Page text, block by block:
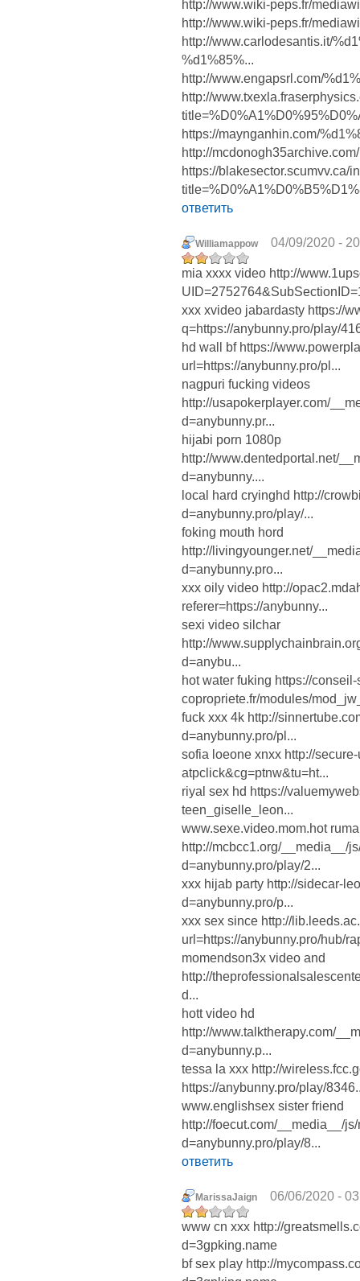
http://www.wiki-peps.fr/
http://www.wiki-peps.fr/
http://www.carlodesantis.it/
%d1%85%...
http://www.engapsrl.com/
http://
https://maynganhin.com/
http://
https://blakesector.scumvv.ca/
ответить
Williamappow 04/09/2020 -
mia xxxx video http://
xxx xvideo jabardasty https://
q=https://anybunny.pro/play/
hd wall bf https://
url=https://anybunny.pro/pl...
nagpuri fucking videos
http://usapokerplayer.com/
d=anybunny.pr...
hijabi porn 1080p
http://www.dentedportal.net/
d=anybunny....
local hard cryinghd http://
d=anybunny.pro/play/...
foking mouth hord
http://livingyounger.net/
d=anybunny.pro...
xxx oily video http://
referer=https://anybunny...
sexi video silchar
http://
d=anybu...
hot water fuking https://
copropriete.fr/modules/
fuck xxx 4k http://
d=anybunny.pro/pl...
sofia loeone xnxx http://
atpclick&cg=ptnw&tu=ht...
riyal sex hd https://
teen_giselle_leon...
www.sexe.video.mom.hot
http://mcbcc1.org/__media__/
d=anybunny.pro/play/2...
xxx hijab party http://sidecar-
d=anybunny.pro/p...
xxx sex since http://
url=https://anybunny.pro/hub/
momendson3x video and
http://
d...
hott video hd
http://www.talktherapy.com/
d=anybunny.p...
tessa la xxx http://
https://anybunny.pro/play/
www.englishsex sister friend
http://foecut.com/__media__/
d=anybunny.pro/play/8...
ответить
MarissaJaign 06/06/2020 -
www cn xxx http://
d=3gpking.name
bf sex play http://